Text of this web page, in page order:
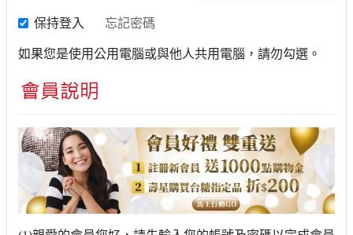
保持登入 忘記密碼
如果您是使用公用電腦或與他人共用電腦，請勿勾選。